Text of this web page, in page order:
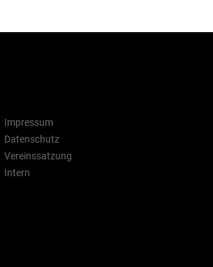
Impressum
Datenschutz
Vereinssatzung
Intern